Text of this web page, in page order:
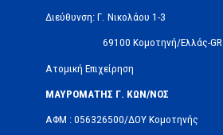
Διεύθυνση: Γ. Νικολάου 1-3
69100 Κομοτηνή/Ελλάς-GR
Ατομική Επιχείρηση
ΜΑΥΡΟΜΑΤΗΣ Γ. ΚΩΝ/ΝΟΣ
ΑΦΜ : 056326500/ΔOΥ Κομοτηνής